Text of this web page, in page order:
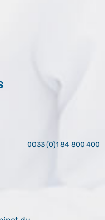
0033 (0)1 84 800 400